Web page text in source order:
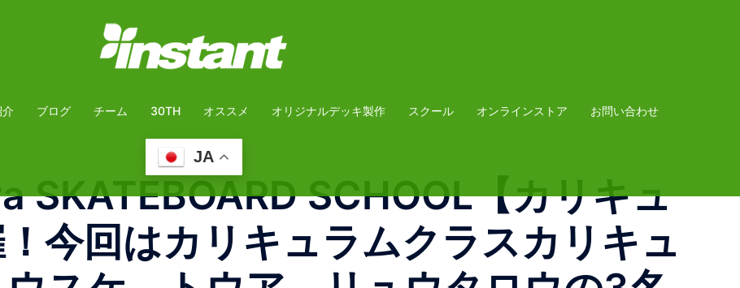
介 ブログ チーム 30TH オススメ オリジナルデッキ製作 スクール オンラインストア お問い合わせ
JA
SKATEBOARD SCHOOL【カリキュ
今回はカリキュラムクラスカリキュ